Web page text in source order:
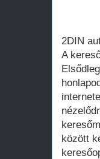
2DIN
A
között